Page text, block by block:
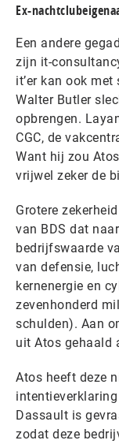
Ex-
Een andere
zijn it-
it’er kan ook
Walter Butler
opbrengen.
CGC, de
Want hij zou
vrijwel zeker de
Grotere
van BDS dat
bedrijfswaarde
van defensie,
kernenergie en
zevenhonderd
schulden). Aan
uit Atos gehaald
Atos heeft deze
Dassault is
zodat deze